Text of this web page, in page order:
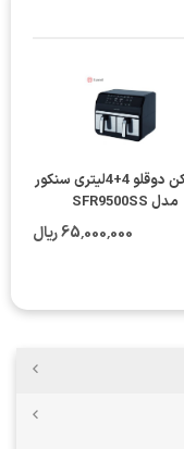
سرخ کن دوقلو 4+4لیتری سنکور
مدل SFR9500SS
65٬000٬000 ریال